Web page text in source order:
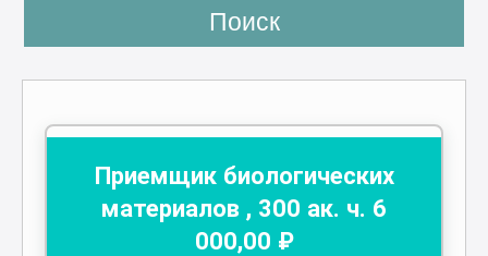
Поиск
Приемщик биологических
материалов , 300 ак. ч. 6
000,00 ₽